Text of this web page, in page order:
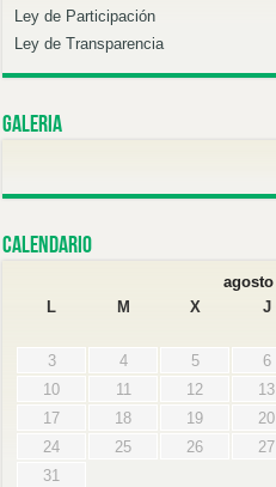
Ley de Participación
Ley de Transparencia
Galeria
Calendario
agosto
L
M X J
3
4 5 6
10
11 12 13
17
18 19 20
24
25 26 27
31